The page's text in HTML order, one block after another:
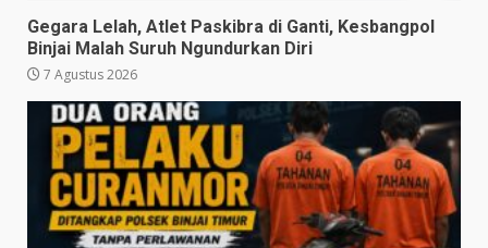
Gegara Lelah, Atlet Paskibra di Ganti, Kesbangpol
Binjai Malah Suruh Ngundurkan Diri
7 Agustus 2026